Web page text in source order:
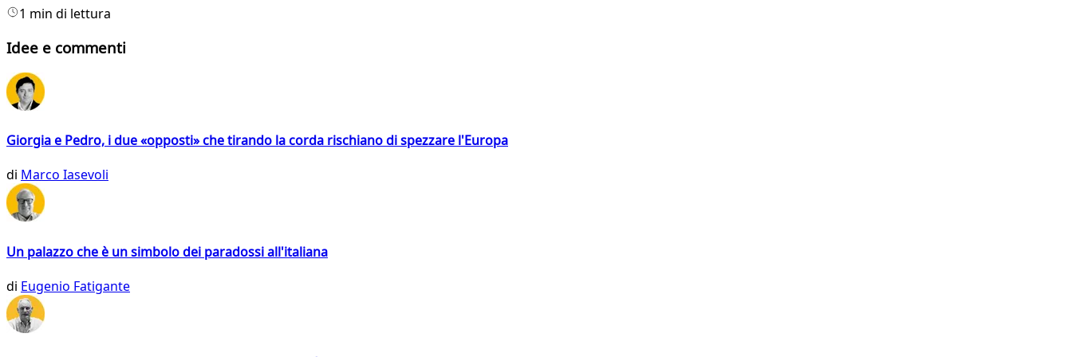
1 min di lettura
Idee e commenti
Giorgia e Pedro, i due «opposti» che tirando la corda rischiano di spezzare l'Europa
di Marco Iasevoli
Un palazzo che è un simbolo dei paradossi all'italiana
di Eugenio Fatigante